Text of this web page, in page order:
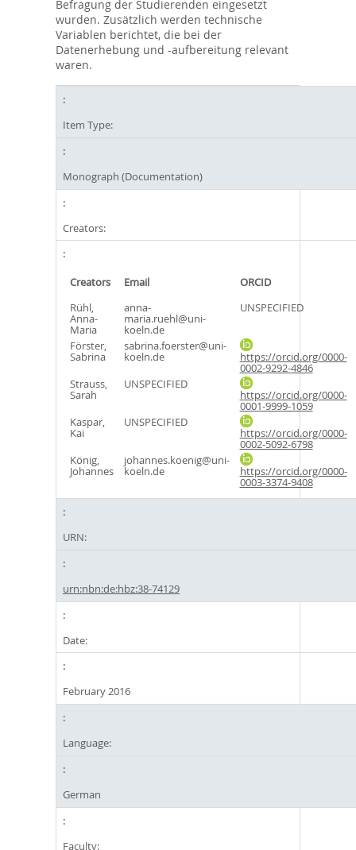
Befragung der Studierenden eingesetzt
wurden. Zusätzlich werden technische
Variablen berichtet, die bei der
Datenerhebung und -aufbereitung relevant
waren.
Item Type:
Monograph (Documentation)
Creators:
Creators Email
ORCID
Rühl,
Anna-
Maria
anna-
maria.ruehl@uni-
koeln.de
UNSPECIFIED
Förster,
Sabrina
sabrina.foerster@uni-
koeln.de https://orcid.org/0000-
0002-9292-4846
Strauss,
Sarah
UNSPECIFIED
https://orcid.org/0000-
0001-9999-1059
Kaspar,
Kai
UNSPECIFIED
https://orcid.org/0000-
0002-5092-6798
König,
Johannes
johannes.koenig@uni-
koeln.de https://orcid.org/0000-
0003-3374-9408
URN:
urn:nbn:de:hbz:38-74129
Date:
February 2016
Language:
German
Faculty: